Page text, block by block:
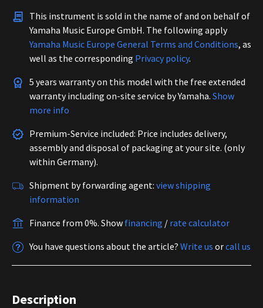
This instrument is sold in the name of and on behalf of
Yamaha Music Europe GmbH. The following apply
Yamaha Music Europe General Terms and Conditions, as
well as the corresponding Privacy policy.
5 years warranty on this model with the free extended
warranty including on-site service by Yamaha. Show
more info
Premium-Service included: Price includes delivery,
assembly and disposal of packaging at your site. (only
within Germany).
Shipment by forwarding agent: view shipping
information
Finance from 0%. Show financing / rate calculator
You have questions about the article? Write us orcall us
Description